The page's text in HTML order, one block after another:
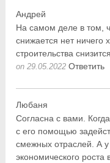
Андрей
На самом деле в том,
снижается нет
строительства
on 29.05.2022 Ответить
Любаня
Согласна с вами.
с его помощью
смежных отраслей. А
экономического